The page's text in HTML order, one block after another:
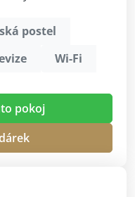
postel
Wi-Fi
pokoj